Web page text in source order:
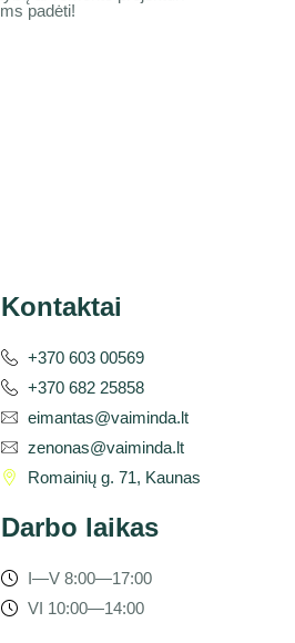
padėti!
Kontaktai
+370 603 00569
+370 682 25858
eimantas@vaiminda.lt
zenonas@vaiminda.lt
Romainių g. 71, Kaunas
Darbo laikas
I—V 8:00—17:00
VI 10:00—14:00